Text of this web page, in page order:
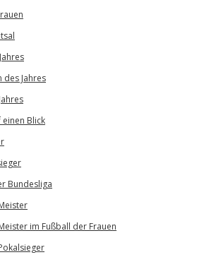
Jahres
einen Blick
Bundesliga
im Fußball der Frauen